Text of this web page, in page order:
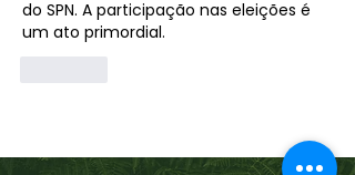
do SPN. A participação nas eleições é
um ato primordial.